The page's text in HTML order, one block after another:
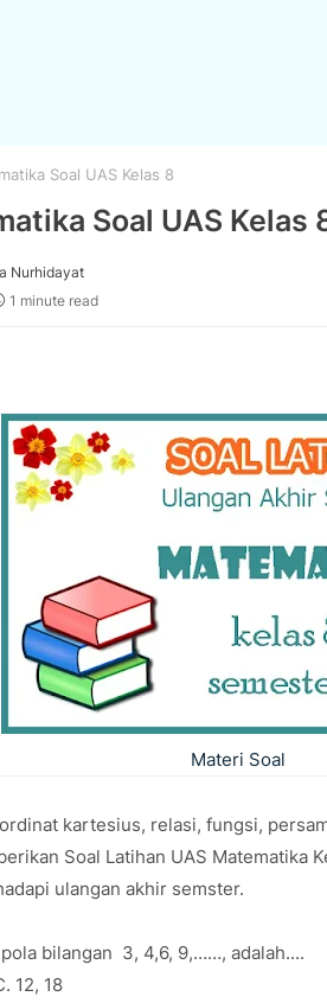
Soal UAS Kelas 8
Soal UAS Kelas
Nurhidayat
1 minute read
Materi Soal
kartesius, relasi, fungsi,
Soal Latihan UAS Matematika
ulangan akhir semster.
bilangan 3, 4,6, 9,……, adalah....
18